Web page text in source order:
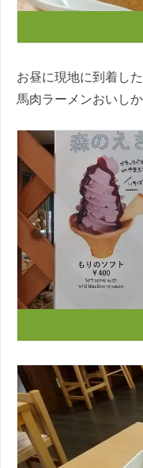
お昼に現地に到着し
馬肉ラーメンおいし